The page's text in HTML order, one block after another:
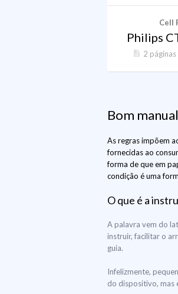
Cell
Philips
2 páginas
Bom
As regras impõem
fornecidas ao
forma de que em
condição é uma
O que é a
A palavra vem do
instruir, facilitar o
guia.
Infelizmente,
do dispositivo, mas